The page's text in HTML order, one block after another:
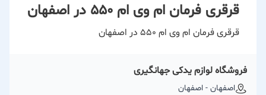
قرقری فرمان ام وی ام 550 در اصفهان
قرقری فرمان ام وی ام 550 در اصفهان
فروشگاه لوازم یدکی جهانگیری
اصفهان - اصفهان